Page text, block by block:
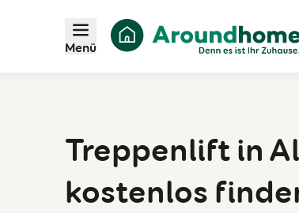
Menü
Treppenlift in
kostenlos